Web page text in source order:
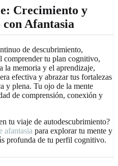
Crecimiento y
Afantasia
de descubrimiento,
comprender tu plan cognitivo,
la memoria y el aprendizaje,
efectiva y abrazar tus fortalezas
y plena. Tu ojo de la mente
de comprensión, conexión y
tu viaje de autodescubrimiento?
afantasia para explorar tu mente y
profunda de tu perfil cognitivo.